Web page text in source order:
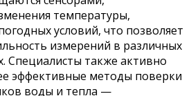
температуры,
условий, что позволяет
измерений в различных
Специалисты также активно
эффективные методы поверки
воды и тепла —